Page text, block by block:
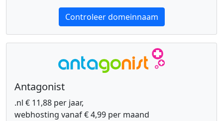
Controleer domeinnaam
Antagonist
.nl € 11,88 per jaar,
webhosting vanaf € 4,99 per maand